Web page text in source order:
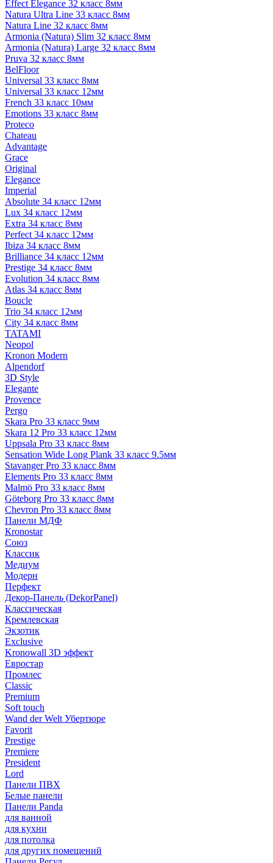
Effect Elegance 32 класс 8мм
Natura Ultra Line 33 класс 8мм
Natura Line 32 класс 8мм
Armonia (Natura) Slim 32 класс 8мм
Armonia (Natura) Large 32 класс 8мм
Pruva 32 класс 8мм
BelFloor
Universal 33 класс 8мм
Universal 33 класс 12мм
French 33 класс 10мм
Emotions 33 класс 8мм
Proteco
Chateau
Advantage
Grace
Original
Elegance
Imperial
Absolute 34 класс 12мм
Lux 34 класс 12мм
Extra 34 класс 8мм
Perfect 34 класс 12мм
Ibiza 34 класс 8мм
Brilliance 34 класс 12мм
Prestige 34 класс 8мм
Evolution 34 класс 8мм
Atlas 34 класс 8мм
Boucle
Trio 34 класс 12мм
City 34 класс 8мм
TATAMI
Neopol
Kronon Modern
Alpendorf
3D Style
Elegante
Provence
Pergo
Skara Pro 33 класс 9мм
Skara 12 Pro 33 класс 12мм
Uppsala Pro 33 класс 8мм
Sensation Wide Long Plank 33 класс 9.5мм
Stavanger Pro 33 класс 8мм
Elements Pro 33 класс 8мм
Malmö Pro 33 класс 8мм
Göteborg Pro 33 класс 8мм
Chevron Pro 33 класс 8мм
Панели МДФ
Кronostar
Союз
Классик
Медиум
Модерн
Перфект
Декор-Панель (DekorPanel)
Классическая
Кремлевская
Экзотик
Exclusive
Kronowall 3D эффект
Евростар
Промлес
Classic
Premium
Soft touch
Wand der Welt Убертюре
Favorit
Prestige
Premiere
President
Lord
Панели ПВХ
Белые панели
Панели Panda
для ванной
для кухни
для потолка
для других помещений